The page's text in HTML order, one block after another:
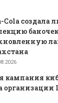
Cola
баночек
кампания
организации